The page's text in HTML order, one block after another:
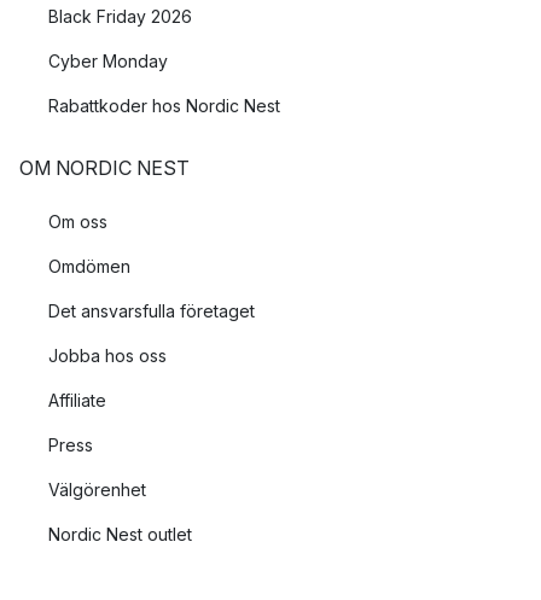
Black Friday 2026
Cyber Monday
Rabattkoder hos Nordic Nest
OM NORDIC NEST
Om oss
Omdömen
Det ansvarsfulla företaget
Jobba hos oss
Affiliate
Press
Välgörenhet
Nordic Nest outlet